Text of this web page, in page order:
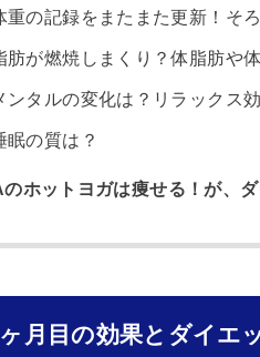
重の記録をまたまた更新！そ
肪が燃焼しまくり？体脂肪や
ンタルの変化は？リラックス
眠の質は？
のホットヨガは痩せる！が、
月目の効果とダイエ